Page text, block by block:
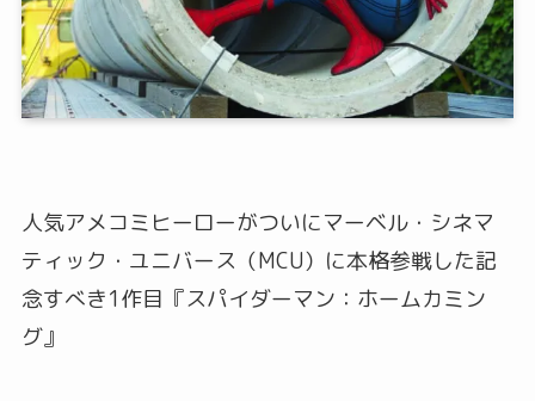
人気アメコミヒーローがついにマーベル・シネマ
ティック・ユニバース（MCU）に本格参戦した記
念すべき1作目『スパイダーマン：ホームカミン
グ』